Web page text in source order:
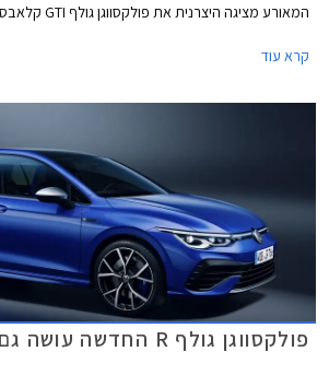
אדום, ספוילר אחורי מוגדל, מראות בצבע שחור
קרא עוד
פולקסווגן גולף R החדשה עושה גם דריפטים